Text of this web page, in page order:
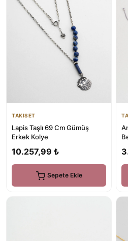
TAKISET
Lapis Taşlı 69 Cm Gümüş
Erkek Kolye
10.257,99 ₺
Sepete Ekle